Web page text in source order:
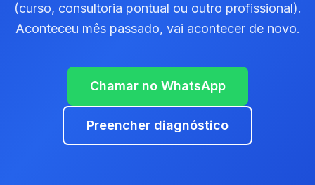
(curso, consultoria pontual ou outro profissional).
Aconteceu mês passado, vai acontecer de novo.
Chamar no WhatsApp
Preencher diagnóstico